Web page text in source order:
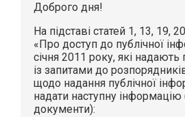
Доброго дня!
На підставі статей 1, 13, 19,
«Про доступ до публічної
січня 2011 року, які надають
із запитами до
щодо надання публічної
надати наступну інформацію
документи):